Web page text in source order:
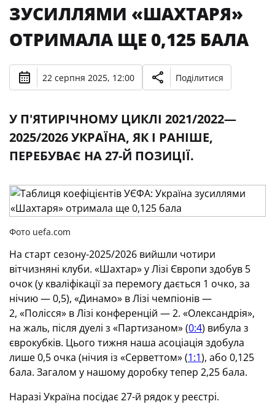
ЗУСИЛЛЯМИ «ШАХТАРЯ»
ОТРИМАЛА ЩЕ 0,125 БАЛА
22 серпня 2025, 12:00 Поділитися
У П'ЯТИРІЧНОМУ ЦИКЛІ 2021/2022—
2025/2026 УКРАЇНА, ЯК І РАНІШЕ,
ПЕРЕБУВАЄ НА 27-Й ПОЗИЦІЇ.
Фото uefa.com
На старт сезону-2025/2026 вийшли чотири
вітчизняні клуби. «Шахтар» у Лізі Європи здобув 5
очок (у кваліфікації за перемогу дається 1 очко, за
нічию — 0,5), «Динамо» в Лізі чемпіонів —
2, «Полісся» в Лізі конференцій — 2. «Олександрія»,
на жаль, після дуелі з «Партизаном» (0:4) вибула з
єврокубків. Цього тижня наша асоціація здобула
лише 0,5 очка (нічия із «Серветтом» (1:1), або 0,125
бала. Загалом у нашому доробку тепер 2,25 бала.
Наразі Україна посідає 27-й рядок у реєстрі.